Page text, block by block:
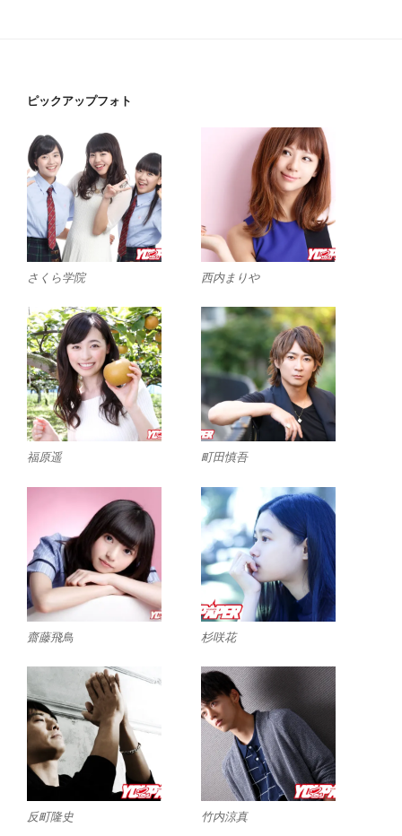
ピックアップフォト
さくら学院 西内まりや
福原遥 町田慎吾
齋藤飛鳥 杉咲花
反町隆史 竹内涼真